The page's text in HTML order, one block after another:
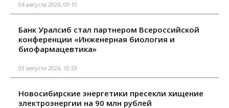
04 августа 2026, 09:10
Банк Уралсиб стал партнером Всероссийской
конференции «Инженерная биология и
биофармацевтика»
03 августа 2026, 10:53
Новосибирские энергетики пресекли хищение
электроэнергии на 90 млн рублей